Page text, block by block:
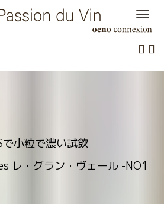
で小粒で濃い試飲
レ・グラン・ヴェール -NO1